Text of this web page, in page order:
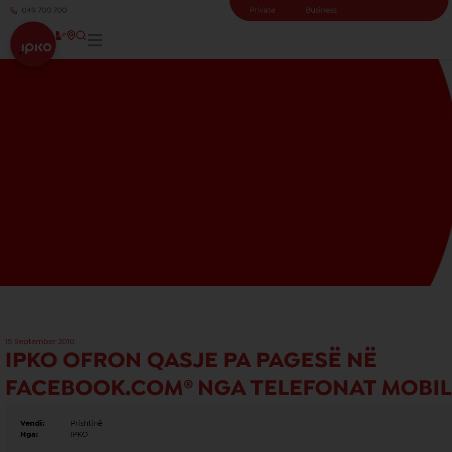
049 700 700 Private Business
15 September 2010
IPKO OFRON QASJE PA PAGESË NË
FACEBOOK.COM® NGA TELEFONAT MOBIL
Vendi:
Prishtinë
Nga:
IPKO